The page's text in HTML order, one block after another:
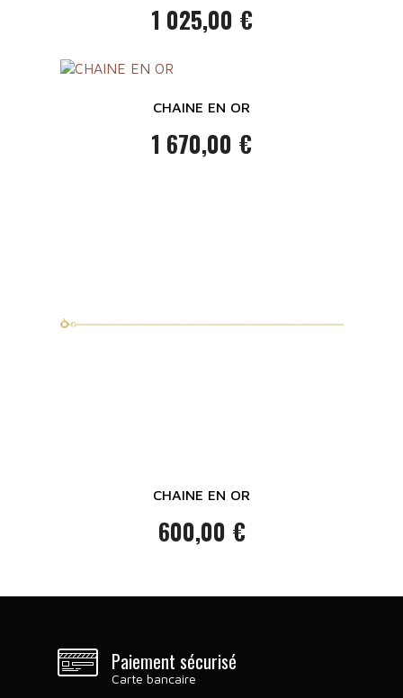
Prix
1 025,00 €
CHAINE EN OR
Prix
1 670,00 €
CHAINE EN OR
Prix
600,00 €
Paiement sécurisé
Carte bancaire